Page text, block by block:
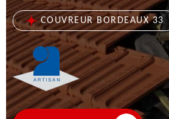
COUVREUR BORDEAUX 33